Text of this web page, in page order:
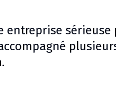
entreprise sérieuse